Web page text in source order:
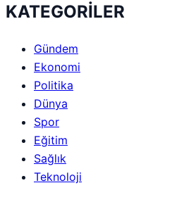
KATEGORİLER
Gündem
Ekonomi
Politika
Dünya
Spor
Eğitim
Sağlık
Teknoloji